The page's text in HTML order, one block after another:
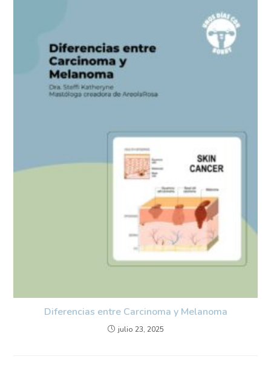
Diferencias entre Carcinoma y Melanoma
julio 23, 2025